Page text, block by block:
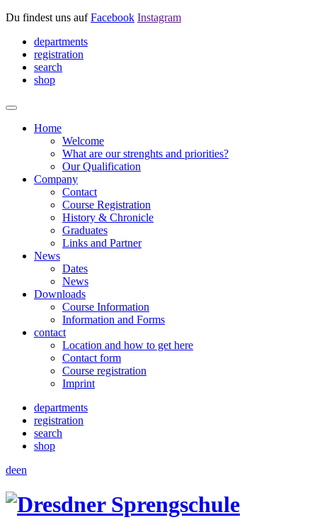
Du findest uns aufFacebook Instagram
departments
registration
search
shop
Home
Welcome
What are our strenghts and priorities?
Our Qualification
Company
Contact
Course Registration
History & Chronicle
Graduates
Links and Partner
News
Dates
News
Downloads
Course Information
Information and Forms
contact
Location and how to get here
Contact form
Course registration
Imprint
departments
registration
search
shop
deen